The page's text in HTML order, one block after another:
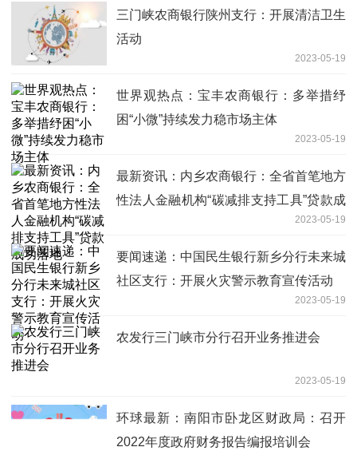
三门峡农商银行陕州支行：开展清洁卫生
活动
2023-05-19
世界观热点：宝丰农商银行：多举措纾
困“小微”持续发力稳市场主体
2023-05-19
最新资讯：内乡农商银行：全省首笔地方
性法人金融机构“碳减排支持工具”贷款成
2023-05-19
要闻速递：中国民生银行新乡分行未来城
社区支行：开展火灾警示教育宣传活动
2023-05-19
农发行三门峡市分行召开业务推进会
2023-05-19
环球最新：南阳市卧龙区财政局：召开
2022年度政府财务报告编报培训会